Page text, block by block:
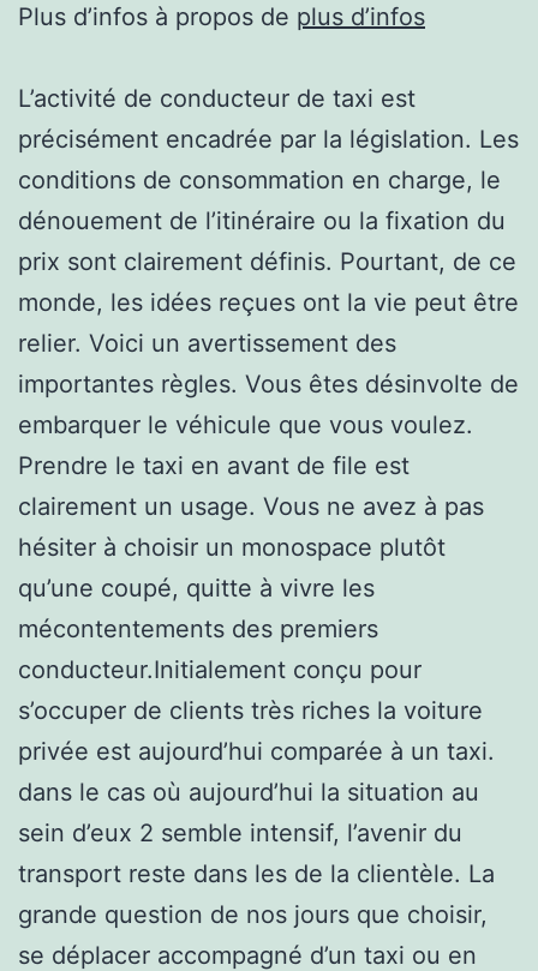
Plus d’infos à propos de plus d’infos
L’activité de conducteur de taxi est
précisément encadrée par la législation. Les
conditions de consommation en charge, le
dénouement de l’itinéraire ou la fixation du
prix sont clairement définis. Pourtant, de ce
monde, les idées reçues ont la vie peut être
relier. Voici un avertissement des
importantes règles. Vous êtes désinvolte de
embarquer le véhicule que vous voulez.
Prendre le taxi en avant de file est
clairement un usage. Vous ne avez à pas
hésiter à choisir un monospace plutôt
qu’une coupé, quitte à vivre les
mécontentements des premiers
conducteur.Initialement conçu pour
s’occuper de clients très riches la voiture
privée est aujourd’hui comparée à un taxi.
dans le cas où aujourd’hui la situation au
sein d’eux 2 semble intensif, l’avenir du
transport reste dans les de la clientèle. La
grande question de nos jours que choisir,
se déplacer accompagné d’un taxi ou en